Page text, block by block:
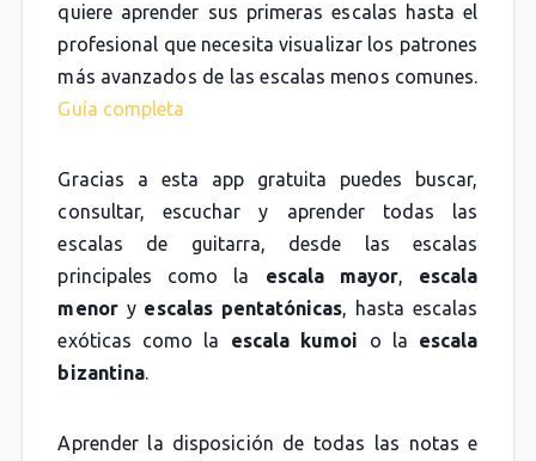
quiere aprender sus primeras escalas hasta el
profesional que necesita visualizar los patrones
más avanzados de las escalas menos comunes.
Guía completa
Gracias a esta app gratuita puedes buscar,
consultar, escuchar y aprender todas las
escalas de guitarra, desde las escalas
principales como la escala mayor, escala
menory escalas pentatónicas, hasta escalas
exóticas como la escala kumoi o la escala
bizantina.
Aprender la disposición de todas las notas e